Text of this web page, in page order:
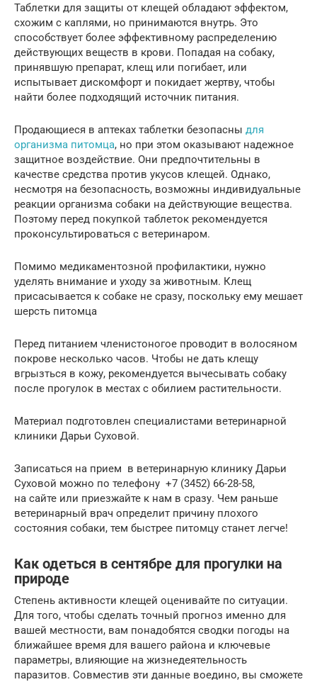
Таблетки для защиты от клещей обладают эффектом,
схожим с каплями, но принимаются внутрь. Это
способствует более эффективному распределению
действующих веществ в крови. Попадая на собаку,
принявшую препарат, клещ или погибает, или
испытывает дискомфорт и покидает жертву, чтобы
найти более подходящий источник питания.
Продающиеся в аптеках таблетки безопасны для
организма питомца, но при этом оказывают надежное
защитное воздействие. Они предпочтительны в
качестве средства против укусов клещей. Однако,
несмотря на безопасность, возможны индивидуальные
реакции организма собаки на действующие вещества.
Поэтому перед покупкой таблеток рекомендуется
проконсультироваться с ветеринаром.
Помимо медикаментозной профилактики, нужно
уделять внимание и уходу за животным. Клещ
присасывается к собаке не сразу, поскольку ему мешает
шерсть питомца
Перед питанием членистоногое проводит в волосяном
покрове несколько часов. Чтобы не дать клещу
вгрызться в кожу, рекомендуется вычесывать собаку
после прогулок в местах с обилием растительности.
Материал подготовлен специалистами ветеринарной
клиники Дарьи Суховой.
Записаться на прием в ветеринарную клинику Дарьи
Суховой можно по телефону +7 (3452) 66-28-58,
на сайте или приезжайте к нам в сразу. Чем раньше
ветеринарный врач определит причину плохого
состояния собаки, тем быстрее питомцу станет легче!
Как одеться в сентябре для прогулки на
природе
Степень активности клещей оценивайте по ситуации.
Для того, чтобы сделать точный прогноз именно для
вашей местности, вам понадобятся сводки погоды на
ближайшее время для вашего района и ключевые
параметры, влияющие на жизнедеятельность
паразитов. Совместив эти данные воедино, вы сможете